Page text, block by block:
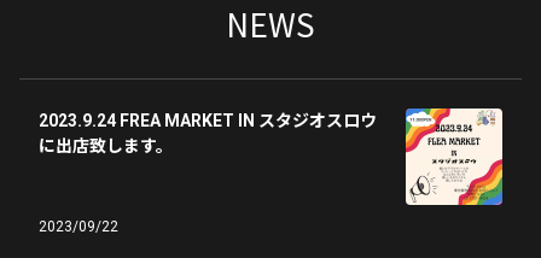
NEWS
2023.9.24 FREA MARKET IN スタジオスロウ
に出店致します。
2023/09/22